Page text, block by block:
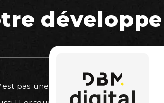
pas une fin en soi, même Nous